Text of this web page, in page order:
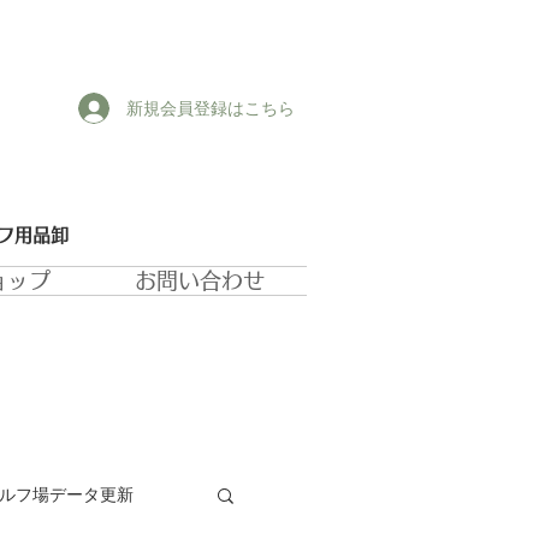
新規会員登録はこちら
用品卸
ップ お問い合わせ
フ場データ更新